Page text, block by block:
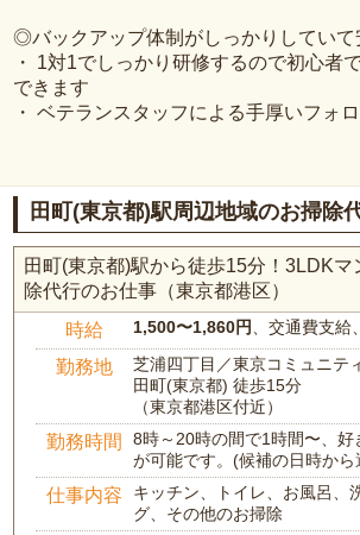
◎バックアップ体制がしっかりしてい
・ 1対1でしっかり研修するので初心者
できます
・ ベテランスタッフによる手厚いフォ
田町(東京都)駅周辺地域のお掃除
田町(東京都)駅から徒歩15分！3LDK
除代行のお仕事（東京都港区）
時給 1,500〜1,860円、交通費支給
勤務地
芝浦四丁目／東京コミュニテ
田町(東京都) 徒歩15分
（東京都港区付近）
勤務時間
8時～20時の間で1時間〜、好
が可能です。(候補の日時から
仕事内容
キッチン、トイレ、お風呂、
グ、その他のお掃除